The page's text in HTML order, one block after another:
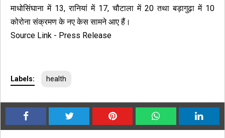
माधोसिंघाना में 13, रानियां में 17, चौटाला में 20 तथा बड़ागुढ़ा में 10
कोरोना संक्रमण के नए केस सामने आए हैं।
Source Link - Press Release
Labels: health